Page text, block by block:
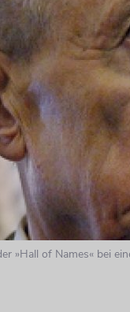
»Hall of Names« bei